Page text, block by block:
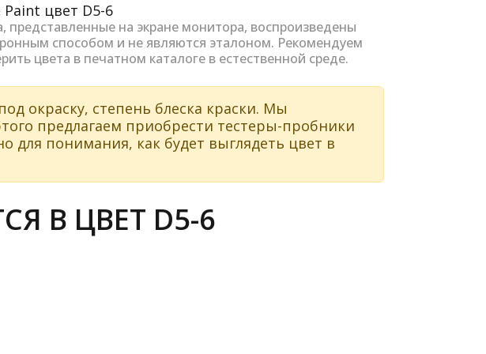
представленные на экране монитора, воспроизведены
способом и не являются эталоном. Рекомендуем
цвета в печатном каталоге в естественной среде.
окраску, степень блеска краски. Мы
предлагаем приобрести тестеры-пробники
для понимания, как будет выглядеть цвет в
В ЦВЕТ D5-6